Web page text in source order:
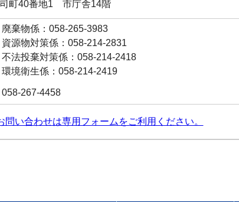
町40番地1 市庁舎14階
廃棄物係：058-265-3983
資源物対策係：058-214-2831
不法投棄対策係：058-214-2418
環境衛生係：058-214-2419
058-267-4458
問い合わせは専用フォームをご利用ください。